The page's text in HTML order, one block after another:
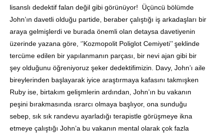
lisanslı dedektif falan değil gibi görünüyor! Üçüncü bölümde
John’ın davetli olduğu partide, beraber çalıştığı iş arkadaşları bir
araya gelmişlerdi ve burada önemli olan detaysa davetiyenin
üzerinde yazana göre, ‘’Kozmopolit Poliglot Cemiyeti’’ şeklinde
tercüme edilen bir yapılanmanın parçası, bir nevi ajan gibi bir
şey olduğunu öğreniyoruz şeker dedektifimizin. Davy, John’ı aile
bireylerinden başlayarak iyice araştırmaya kafasını takmışken
Ruby ise, birtakım gelişmlerin ardından, John’ın bu vakanın
peşini bırakmasında ısrarcı olmaya başlıyor, ona sunduğu
sebep, sık sık randevu ayarladığı terapistle görüşmeye ikna
etmeye çalıştığı John’a bu vakanın mental olarak çok fazla